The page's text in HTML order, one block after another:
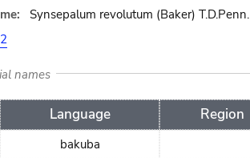
Synsepalum revolutum (Baker) T.D.Penn.
names
Language Region
bakuba